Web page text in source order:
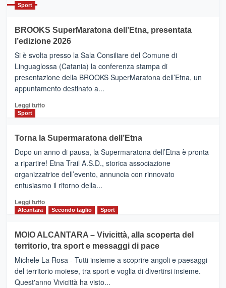
con
la
Al
via
i
collegamenti
Sport
BROOKS SuperMaratona dell’Etna, presentata
l’edizione 2026
Si è svolta presso la Sala Consiliare del Comune di
Linguaglossa (Catania) la conferenza stampa di
presentazione della BROOKS SuperMaratona dell’Etna, un
appuntamento destinato a...
Leggi tuttoLeggi
BROOKS
SuperMaratona
dell’Etna,
presentata
l’edizione
2026
Sport
Torna la Supermaratona dell’Etna
Dopo un anno di pausa, la Supermaratona dell’Etna è pronta
a ripartire! Etna Trail A.S.D., storica associazione
organizzatrice dell’evento, annuncia con rinnovato
entusiasmo il ritorno della...
Leggi tuttoLeggi
Torna
la
Supermaratona
dell’Etna
Alcantara Secondo taglio Sport
MOIO ALCANTARA – Vivicittà, alla scoperta del
territorio, tra sport e messaggi di pace
Michele La Rosa - Tutti insieme a scoprire angoli e paesaggi
del territorio moiese, tra sport e voglia di divertirsi insieme.
Quest'anno Vivicittà ha visto...